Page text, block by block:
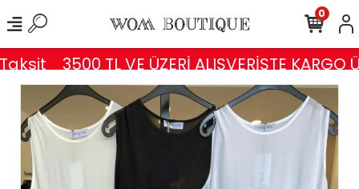
3500 TL VE ÜZERİ ALIŞVERİŞTE KARGO
0